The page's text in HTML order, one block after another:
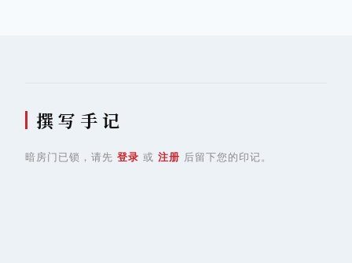
撰 写 手 记
暗房门已锁，请先 登录 或 注册 后留下您的印记。